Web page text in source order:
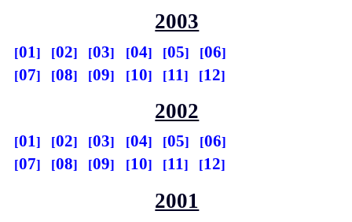
2003
01 02 03 04 05
06
07
08 09 10 11 12
2002
01 02 03 04 05
06
07
08 09 10 11 12
2001